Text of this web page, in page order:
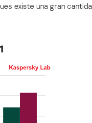
existe una gran